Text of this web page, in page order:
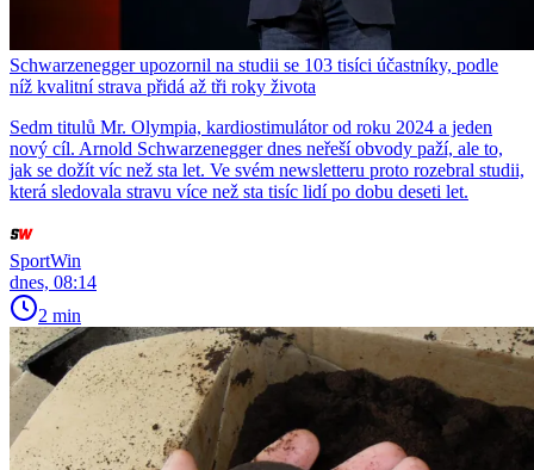
Schwarzenegger upozornil na studii se 103 tisíci účastníky, podle
níž kvalitní strava přidá až tři roky života
Sedm titulů Mr. Olympia, kardiostimulátor od roku 2024 a jeden
nový cíl. Arnold Schwarzenegger dnes neřeší obvody paží, ale to,
jak se dožít víc než sta let. Ve svém newsletteru proto rozebral studii,
která sledovala stravu více než sta tisíc lidí po dobu deseti let.
SportWin
dnes, 08:14
2 min